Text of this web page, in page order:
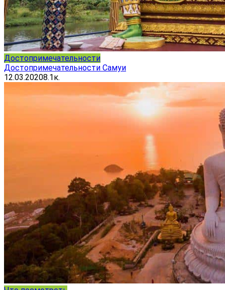
Достопримечательности
Достопримечательности Самуи
12.03.20208.1к.